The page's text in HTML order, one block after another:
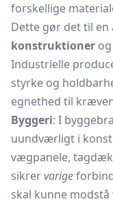
forskellige
Dette gør det til en
konstruktioner
Industrielle
styrke og
egnethed til
Byggeri: I
uundværligt i
vægpanele,
sikrervarige
skal kunne modstå